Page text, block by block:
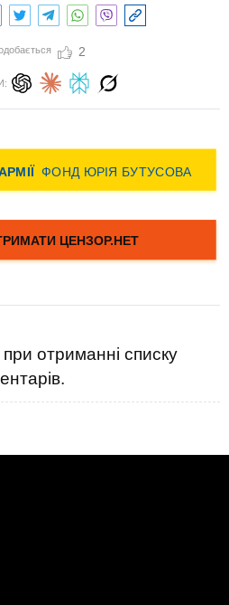
2
отриманні списку